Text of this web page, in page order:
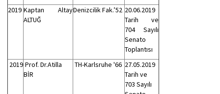
2019 Kaptan Altay
ALTUĞ
Denizcilik Fak.’52 20.06.2019
Tarih ve
704 Sayılı
Senato
Toplantısı
2019 Prof. Dr.Atilla
BİR
TH-Karlsruhe '66 27.05.2019
Tarih ve
703 Sayılı